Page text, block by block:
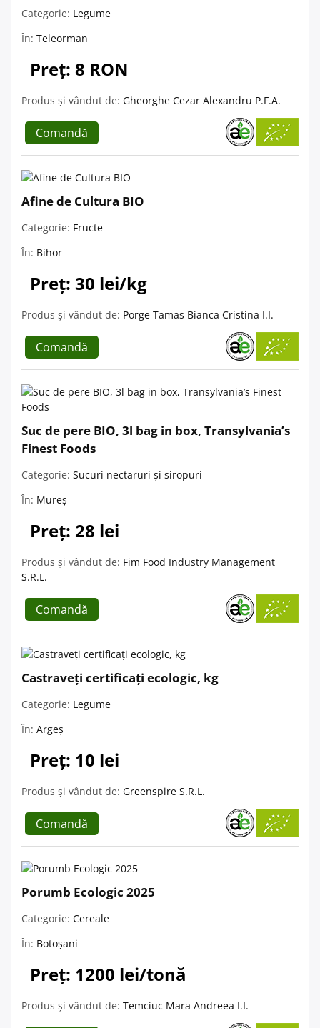
Categorie: Legume
În: Teleorman
Preț: 8 RON
Produs și vândut de: Gheorghe Cezar Alexandru P.F.A.
Comandă
Afine de Cultura BIO
Categorie: Fructe
În: Bihor
Preț: 30 lei/kg
Produs și vândut de: Porge Tamas Bianca Cristina I.I.
Comandă
Suc de pere BIO, 3l bag in box, Transylvania’s
Finest Foods
Categorie: Sucuri nectaruri și siropuri
În: Mureș
Preț: 28 lei
Produs și vândut de: Fim Food Industry Management
S.R.L.
Comandă
Castraveți certificați ecologic, kg
Categorie: Legume
În: Argeș
Preț: 10 lei
Produs și vândut de: Greenspire S.R.L.
Comandă
Porumb Ecologic 2025
Categorie: Cereale
În: Botoșani
Preț: 1200 lei/tonă
Produs și vândut de: Temciuc Mara Andreea I.I.